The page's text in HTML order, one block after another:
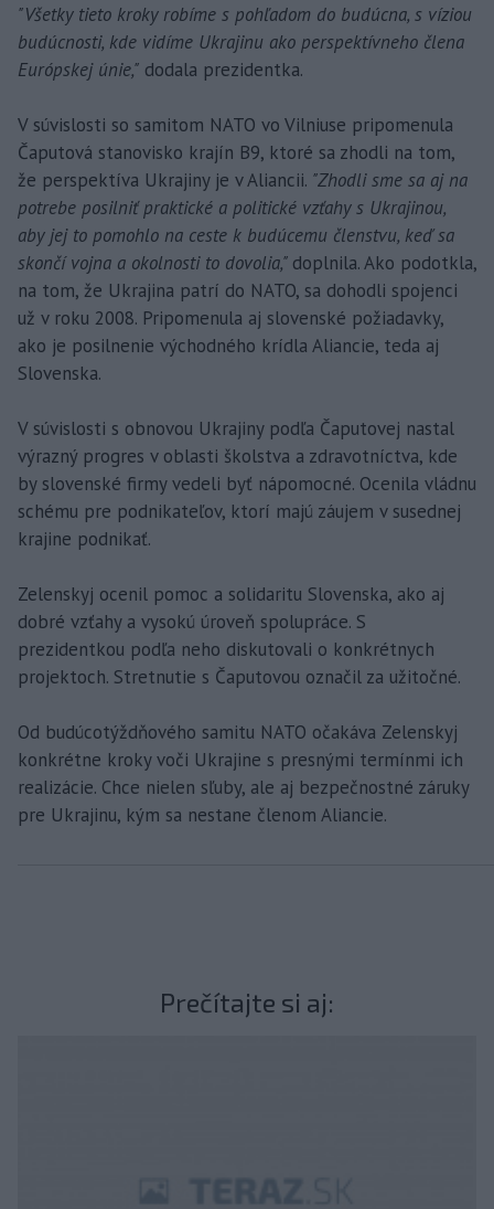
"Všetky tieto kroky robíme s pohľadom do budúcna, s víziou
budúcnosti, kde vidíme Ukrajinu ako perspektívneho člena
Európskej únie," dodala prezidentka.
V súvislosti so samitom NATO vo Vilniuse pripomenula
Čaputová stanovisko krajín B9, ktoré sa zhodli na tom,
že perspektíva Ukrajiny je v Aliancii. "Zhodli sme sa aj na
potrebe posilniť praktické a politické vzťahy s Ukrajinou,
aby jej to pomohlo na ceste k budúcemu členstvu, keď sa
skončí vojna a okolnosti to dovolia," doplnila. Ako podotkla,
na tom, že Ukrajina patrí do NATO, sa dohodli spojenci
už v roku 2008. Pripomenula aj slovenské požiadavky,
ako je posilnenie východného krídla Aliancie, teda aj
Slovenska.
V súvislosti s obnovou Ukrajiny podľa Čaputovej nastal
výrazný progres v oblasti školstva a zdravotníctva, kde
by slovenské firmy vedeli byť nápomocné. Ocenila vládnu
schému pre podnikateľov, ktorí majú záujem v susednej
krajine podnikať.
Zelenskyj ocenil pomoc a solidaritu Slovenska, ako aj
dobré vzťahy a vysokú úroveň spolupráce. S
prezidentkou podľa neho diskutovali o konkrétnych
projektoch. Stretnutie s Čaputovou označil za užitočné.
Od budúcotýždňového samitu NATO očakáva Zelenskyj
konkrétne kroky voči Ukrajine s presnými termínmi ich
realizácie. Chce nielen sľuby, ale aj bezpečnostné záruky
pre Ukrajinu, kým sa nestane členom Aliancie.
Prečítajte si aj: